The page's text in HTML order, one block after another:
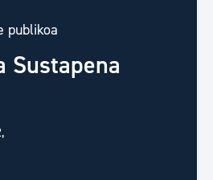
publikoa
Sustapena